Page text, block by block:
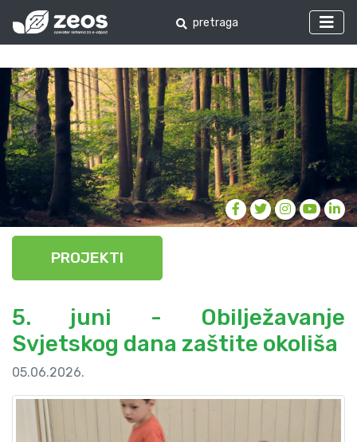
PROJEKTI
5. juni - Obilježavanje
Svjetskog dana zaštite okoliša
05.06.2026.